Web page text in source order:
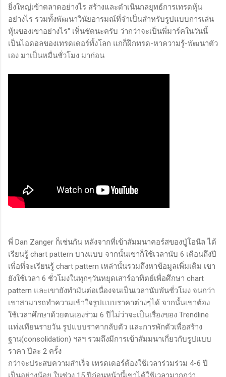
ยิ่งใหญ่เข้าตลาดอย่างไร สร้างและดำเนินกลยุทธ์การเทรดหุ้น
อย่างไร รวมทั้งพัฒนาวินัยอารมณ์ที่จำเป็นสำหรับรูปแบบการเล่น
หุ้นของเขาอย่างไร" เห็นชัดนะครับ ว่ากว่าจะเป็นพี่มาร์คในวันนี้
เป็นไอดอลของเทรดเดอร์ทั้งโลก แกก็ฝึกทรด-หาความรู้-พัฒนาตัว
เอง มาเป็นหมื่นชั่วโมง มาก่อน
พี่ Dan Zanger ก็เช่นกัน หลังจากที่เข้าสัมมนาคอร์สของปู่โอนีล ได้
เรียนรู้ chart pattern บางแบบ จากนั้นเขาก็ใช้เวลานับ 6 เดือนถึงปี
เพื่อที่จะเรียนรู้ chart pattern เหล่านั้นรวมถึงหาข้อมูลเพิ่มเติม เขา
ยังใช้เวลา 6 ชั่วโมงในทุกๆวันหยุดเสาร์อาทิตย์เพื่อศึกษา chart
pattern และเขายังทำมันต่อเนื่องจนเป็นเวลานับพันชั่วโมง จนกว่า
เขาสามารถทำความเข้าใจรูปแบบราคาต่างๆได้ จากนั้นเขาต้อง
ใช้เวลาศึกษาด้วยตนเองร่วม 6 ปีไม่ว่าจะเป็นเรื่องของ Trendline
แท่งเทียนรายวัน รูปแบบราคากลับตัว และการพักตัวเพื่อสร้าง
ฐาน(consolidation) ฯลฯ รวมถึงมีการเข้าสัมมนาเกี่ยวกับรูปแบบ
ราคา ปีละ 2 ครั้ง
กว่าจะประสบความสำเร็จ เทรดเดอร์ต้องใช้เวลาร่วมร่วม 4-6 ปี